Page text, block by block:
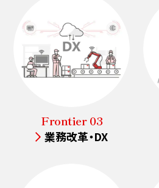
Frontier 03
業務改革・DX